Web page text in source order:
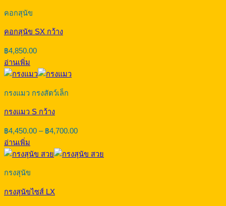
คอกสุนัข
คอกสุนัข SX กว้าง
฿4,850.00
อ่านเพิ่ม
กรงแมว กรงสัตว์เล็ก
กรงแมว S กว้าง
฿4,450.00 – ฿4,700.00Price
through
อ่านเพิ่ม
กรงสุนัข
กรงสุนัขไซส์ LX